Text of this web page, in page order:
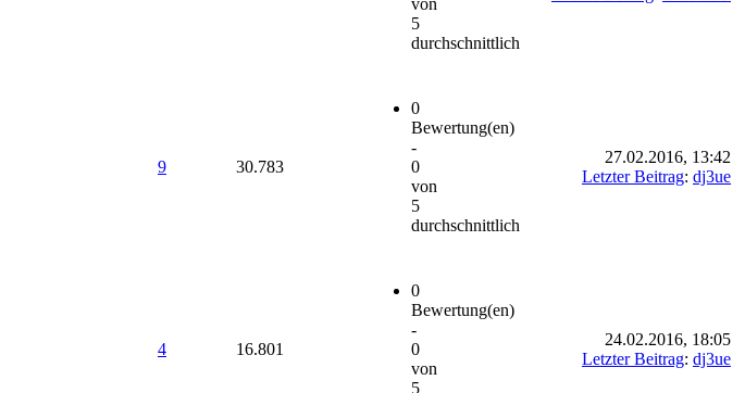
5
durchschnittlich
9 30.783
0
Bewertung(en)
-
0
von
5
durchschnittlich
27.02.2016, 13:42
Letzter Beitrag: dj3ue
4 16.801
0
Bewertung(en)
-
0
von
5
24.02.2016, 18:05
Letzter Beitrag: dj3ue